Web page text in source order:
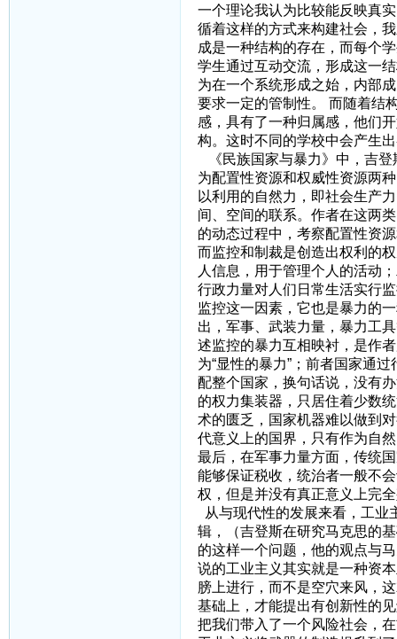
一个理论我认为比较能反映真
循着这样的方式来构建社会，
成是一种结构的存在，而每个
学生通过互动交流，形成这一
为在一个系统形成之始，内部
要求一定的管制性。 而随着结
感，具有了一种归属感，他们
构。这时不同的学校中会产生
《民族国家与暴力》中，吉登
为配置性资源和权威性资源两
以利用的自然力，即社会生产
间、空间的联系。作者在这两
的动态过程中，考察配置性资
而监控和制裁是创造出权利的
人信息，用于管理个人的活动
行政力量对人们日常生活实行
监控这一因素，它也是暴力的
出，军事、武装力量，暴力工
述监控的暴力互相映衬，是作
为“显性的暴力”；前者国家通
配整个国家，换句话说，没有
的权力集装器，只居住着少数
术的匮乏，国家机器难以做到
代意义上的国界，只有作为自
最后，在军事力量方面，传统
能够保证税收，统治者一般不
权，但是并没有真正意义上完
从与现代性的发展来看，工业
辑，（吉登斯在研究马克思的
的这样一个问题，他的观点与
说的工业主义其实就是一种资
膀上进行，而不是空穴来风，
基础上，才能提出有创新性的
把我们带入了一个风险社会，